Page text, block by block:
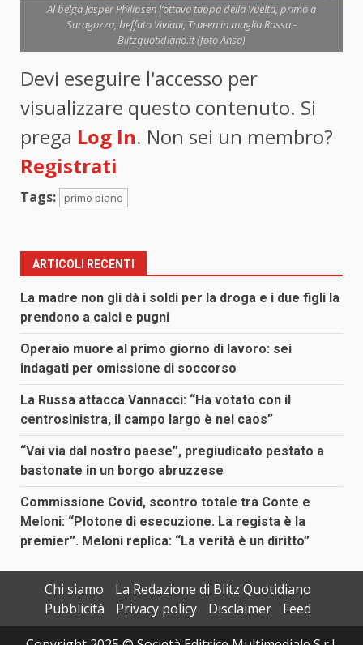
Al belga Jasper Philipsen l’ottava tappa della Vuelta, primo a
Saragozza, beffato Viviani, Traeen in maglia Rossa -
Blitzquotidiano.it (foto Ansa)
Devi eseguire l'accesso per
visualizzare questo contenuto. Si
prega Log In. Non sei un membro?
Registrati
Tags: primo piano
ARTICOLI RECENTI
La madre non gli dà i soldi per la droga e i due figli la
prendono a calci e pugni
Operaio muore al primo giorno di lavoro: sei
indagati per omissione di soccorso
La Russa attacca Vannacci: “Ha votato con il
centrosinistra, il campo largo è nel caos”
“Vai via dal nostro paese”, pregiudicato pestato a
bastonate in un borgo abruzzese
Commissione Covid, scontro totale tra Conte e
Meloni: “Plotone di esecuzione. La regista è la
premier”. Meloni replica: “La verità è un diritto”
Chi siamo
La Redazione di Blitz Quotidiano
Pubblicità
Privacy policy Disclaimer
Feed